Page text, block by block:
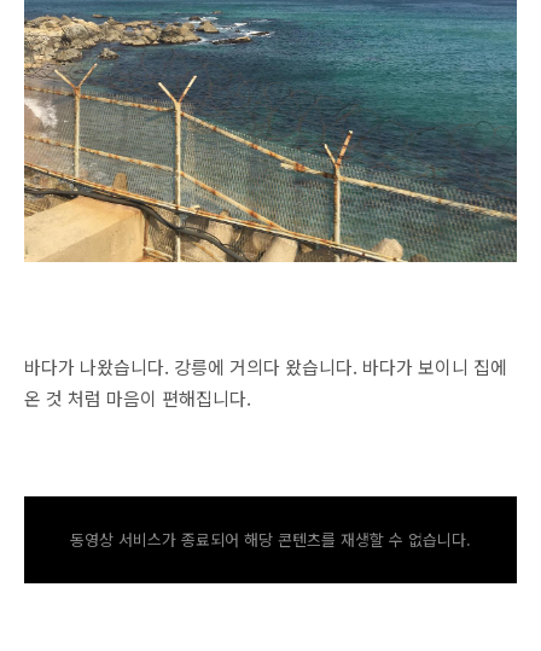
바다가 나왔습니다. 강릉에 거의다 왔습니다. 바다가 보이니 집에
온 것 처럼 마음이 편해집니다.
동영상 서비스가 종료되어 해당 콘텐츠를 재생할 수 없습니다.